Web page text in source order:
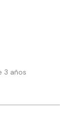
3 años